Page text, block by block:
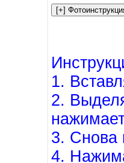
1.
2.
3. Снова
4.